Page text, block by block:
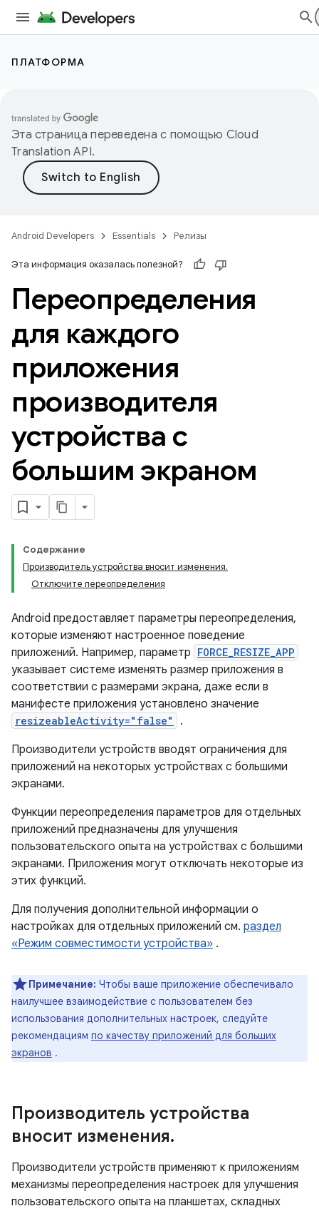
ПЛАТФОРМА
Эта страница переведена с помощью Cloud
Translation API.
Android Developers Essentials Релизы
Эта информация оказалась полезной?
Переопределения
для каждого
приложения
производителя
устройства с
большим экраном
Содержание
Производитель устройства вносит изменения.
Отключите переопределения
Android предоставляет параметры переопределения,
которые изменяют настроенное поведение
приложений. Например, параметр FORCE_RESIZE_APP
указывает системе изменять размер приложения в
соответствии с размерами экрана, даже если в
манифесте приложения установлено значение
resizeableActivity="false"
.
Производители устройств вводят ограничения для
приложений на некоторых устройствах с большими
экранами.
Функции переопределения параметров для отдельных
приложений предназначены для улучшения
пользовательского опыта на устройствах с большими
экранами. Приложения могут отключать некоторые из
этих функций.
Для получения дополнительной информации о
настройках для отдельных приложений см. раздел
«Режим совместимости устройства» .
Примечание: Чтобы ваше приложение обеспечивало
наилучшее взаимодействие с пользователем без
использования дополнительных настроек, следуйте
рекомендациям по качеству приложений для больших
экранов .
Производитель устройства
вносит изменения.
Производители устройств применяют к приложениям
механизмы переопределения настроек для улучшения
пользовательского опыта на планшетах, складных